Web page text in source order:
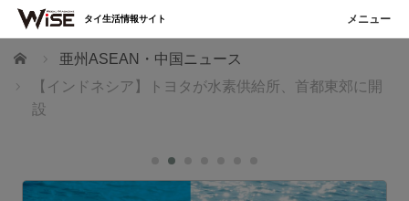
ホーム
亜州ASEAN・中国ニュース
【インドネシア】トヨタが水素供給所、首都東郊に開
設
タイ生活情報サイト